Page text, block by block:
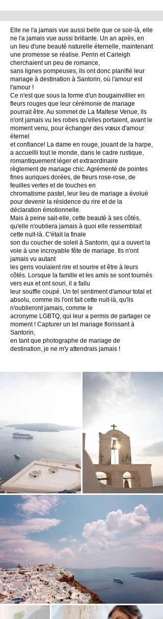
Elle ne l'a jamais vue aussi belle que ce soir-là, elle
ne l'a jamais vue aussi brillante. Un an après, en
un lieu d'une beauté naturelle éternelle, maintenant
une promesse se réalise. Perrin et Carleigh
cherchaient un peu de romance,
sans lignes pompeuses, ils ont donc planifié leur
mariage à destination à Santorin, où l'amour est
l'amour !
Ce n'est que sous la forme d'un bougainvillier en
fleurs rouges que leur cérémonie de mariage
pourrait être. Au sommet de La Maltese Venue, ils
n'ont jamais vu les robes qu'elles portaient, avant le
moment venu, pour échanger des vœux d'amour
éternel
et confiance! La dame en rouge, jouant de la harpe,
a accueilli tout le monde, dans le cadre rustique,
romantiquement léger et extraordinaire
règlement de mariage chic. Agrémenté de pointes
fines auriques dorées, de fleurs rose-rose, de
feuilles vertes et de touches en
chromatisme pastel, leur lieu de mariage a évolué
pour devenir la résidence du rire et de la
déclaration émotionnelle.
Mais à peine sait-elle, cette beauté à ses côtés,
qu'elle n'oubliera jamais à quoi elle ressemblait
cette nuit-là. C'était la finale
son du coucher de soleil à Santorin, qui a ouvert la
voie à une incroyable fête de mariage. Ils n'ont
jamais vu autant
les gens voulaient rire et sourire et être à leurs
côtés. Lorsque la famille et les amis se sont tournés
vers eux et ont souri, il a fallu
leur souffle coupé. Un tel sentiment d'amour total et
absolu, comme ils l'ont fait cette nuit-là, qu'ils
n'oublieront jamais, comme le
acronyme LGBTQ, qui leur a permis de partager ce
moment ! Capturer un tel mariage florissant à
Santorin,
en tant que photographe de mariage de
destination, je ne m'y attendrais jamais !